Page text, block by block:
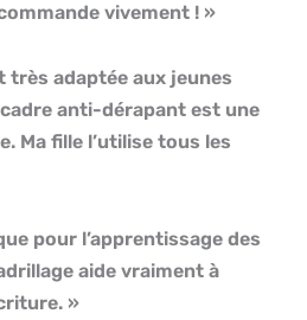
vivement ! »
très adaptée aux jeunes
anti-dérapant est une
Ma fille l’utilise tous les
pour l’apprentissage des
aide vraiment à
»